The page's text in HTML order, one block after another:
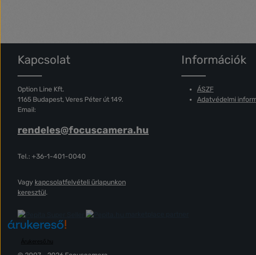
Kapcsolat
Option Line Kft.
1165 Budapest, Veres Péter út 149.
Email:
rendeles@focuscamera.hu
Tel.: +36-1-401-0040
Vagy kapcsolatfelvételi űrlapunkon
keresztül.
Információk
ÁSZF
Adatvédelmi
Árukereső.hu